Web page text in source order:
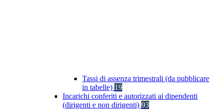
Tassi di assenza trimestrali (da pubblicare
in tabelle) 19
Incarichi conferiti e autorizzati ai dipendenti
(dirigenti e non dirigenti) 93